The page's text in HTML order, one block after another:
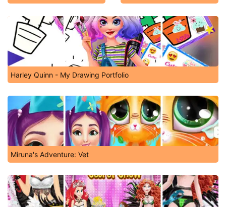
Harley Quinn - My Drawing Portfolio
Miruna's Adventure: Vet